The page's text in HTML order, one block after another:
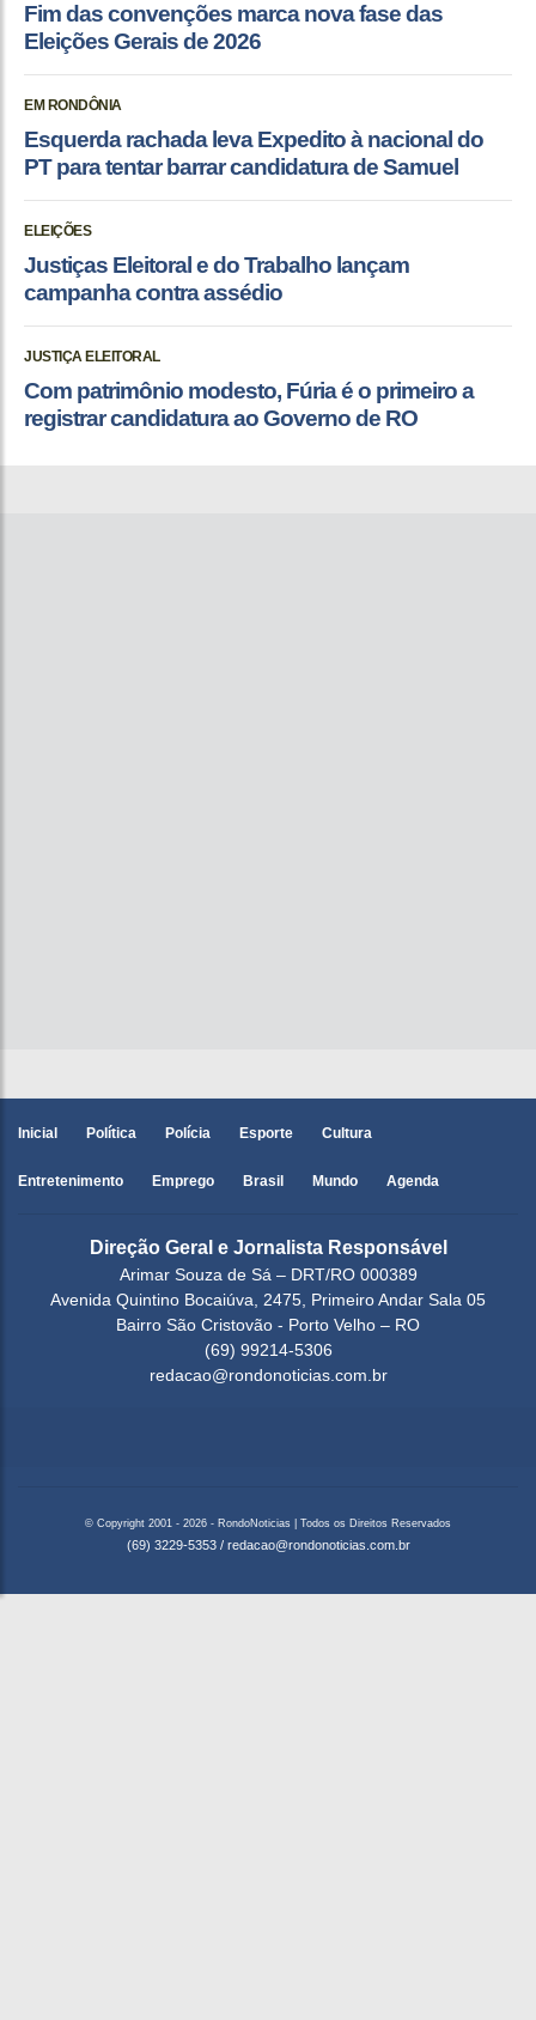
Fim das convenções marca nova fase das
Eleições Gerais de 2026
EM RONDÔNIA
Esquerda rachada leva Expedito à nacional do
PT para tentar barrar candidatura de Samuel
ELEIÇÕES
Justiças Eleitoral e do Trabalho lançam
campanha contra assédio
JUSTIÇA ELEITORAL
Com patrimônio modesto, Fúria é o primeiro a
registrar candidatura ao Governo de RO
Inicial Política Polícia Esporte Cultura
Entretenimento Emprego Brasil Mundo Agenda
Direção Geral e Jornalista Responsável
Arimar Souza de Sá – DRT/RO 000389
Avenida Quintino Bocaiúva, 2475, Primeiro Andar Sala 05
Bairro São Cristovão - Porto Velho – RO
(69) 99214-5306
redacao@rondonoticias.com.br
© Copyright 2001 - 2026 - RondoNoticias | Todos os Direitos Reservados
(69) 3229-5353 / redacao@rondonoticias.com.br